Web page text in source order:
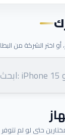
اختر الشركة من
حتى لو لم